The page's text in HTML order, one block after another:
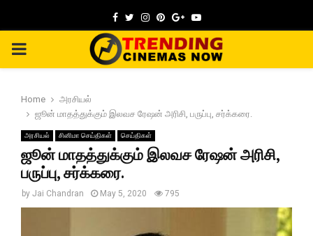
Facebook
TwitterInstagram
Pinterest
GoogleYoutube
PRIMARY
Home
அரசியல்
ஜூன் மாதத்துக்கும் இலவச ரேஷன் அரிசி, பருப்பு, சர்க்கரை.
அரசியல் சினிமா செய்திகள் செய்திகள்
ஜூன் மாதத்துக்கும் இலவச ரேஷன் அரிசி,
பருப்பு, சர்க்கரை.
by Jai Chandran May 5, 2020 795